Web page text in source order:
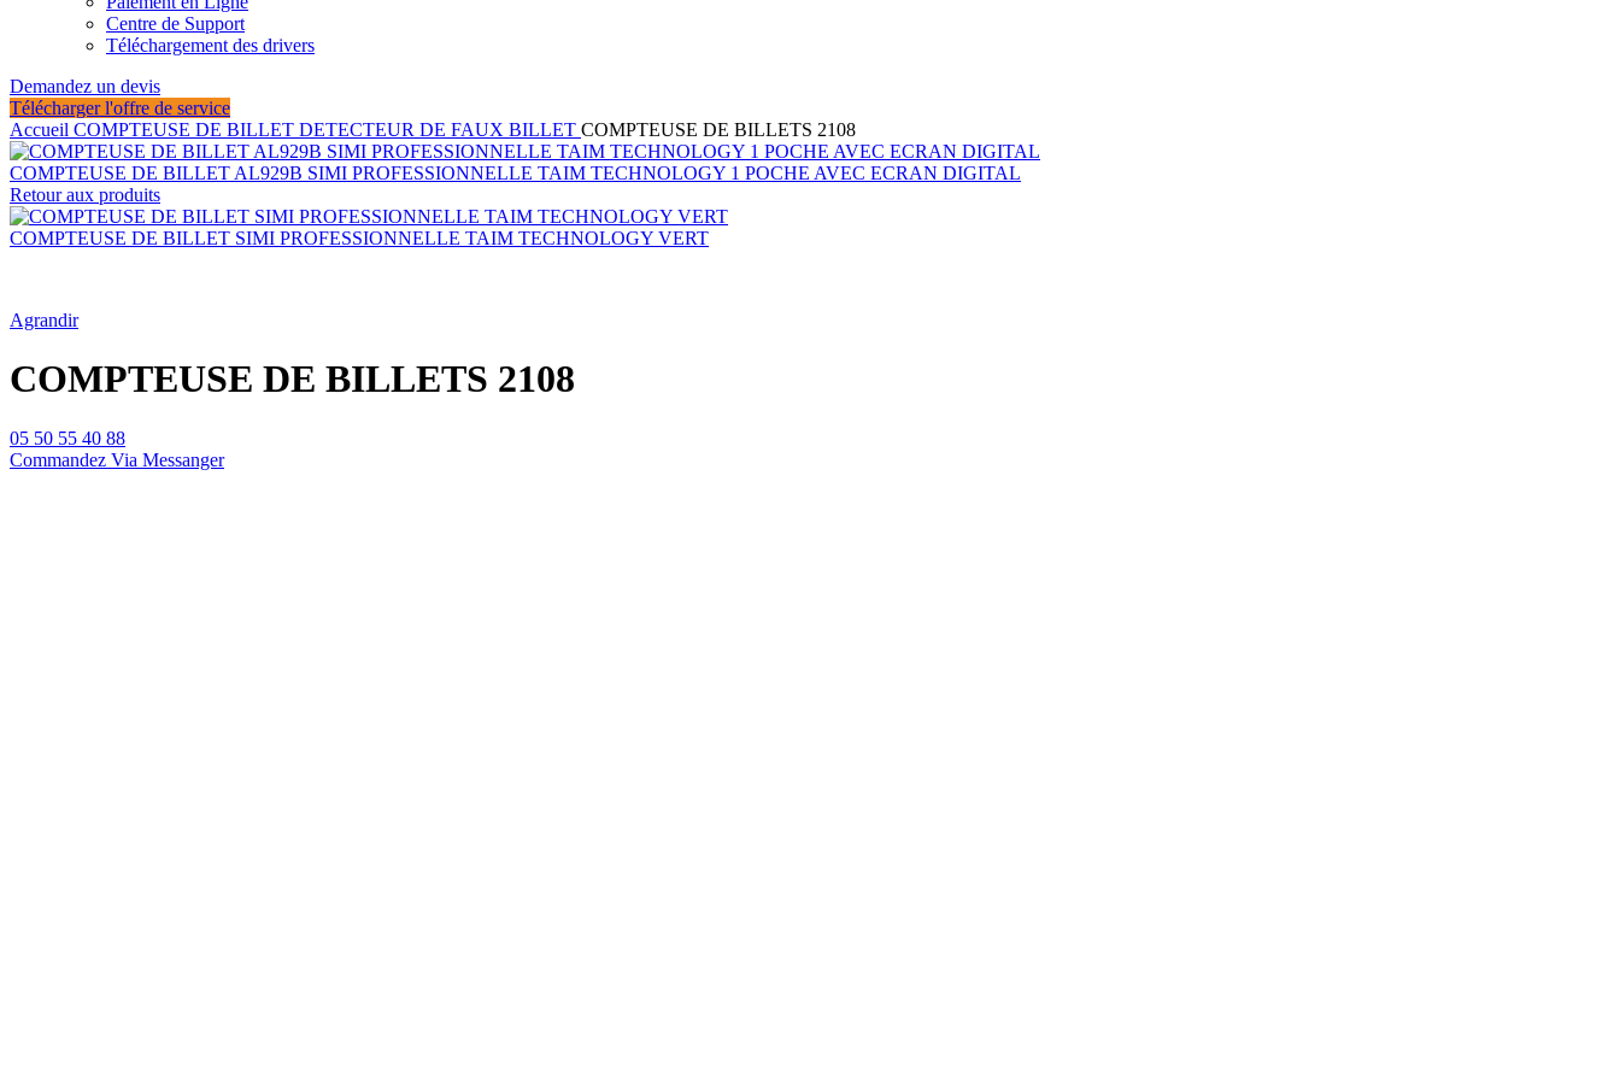
Centre de Support
Téléchargement des drivers
Demandez un devis
Télécharger l'offre de service
Accueil COMPTEUSE DE BILLET DETECTEUR DE FAUX BILLET COMPTEUSE DE BILLETS 2108
COMPTEUSE DE BILLET AL929B SIMI PROFESSIONNELLE TAIM TECHNOLOGY 1 POCHE AVEC ECRAN DIGITAL
Retour aux produits
COMPTEUSE DE BILLET SIMI PROFESSIONNELLE TAIM TECHNOLOGY VERT
Agrandir
COMPTEUSE DE BILLETS 2108
05 50 55 40 88
Commandez Via Messanger